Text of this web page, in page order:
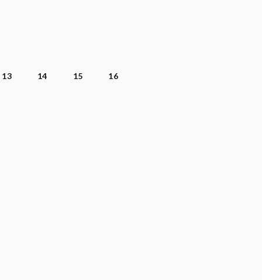
13 14 15 16